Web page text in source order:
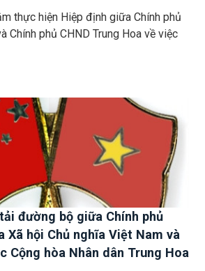
thi công để cùng xây dựng
sông Nậm Thi tại cửa khẩu
thực hiện Hiệp định giữa Chính phủ
Chính phủ CHND Trung Hoa về việc
đường bộ giữa Chính phủ
Xã hội Chủ nghĩa Việt Nam và
Cộng hòa Nhân dân Trung Hoa